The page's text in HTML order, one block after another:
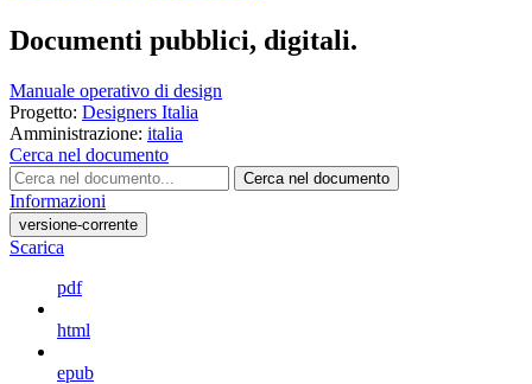
Documenti pubblici, digitali.
Manuale operativo di design
Progetto: Designers Italia
Amministrazione: italia
Cerca nel documento
Cerca nel documento
Informazioni
versione-corrente
Scarica
pdf
html
epub